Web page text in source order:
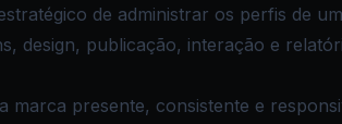
de administrar os perfis de
design, publicação, interação e
marca presente, consistente e